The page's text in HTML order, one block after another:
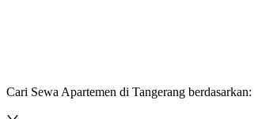
Cari Sewa Apartemen di Tangerang berdasarkan: